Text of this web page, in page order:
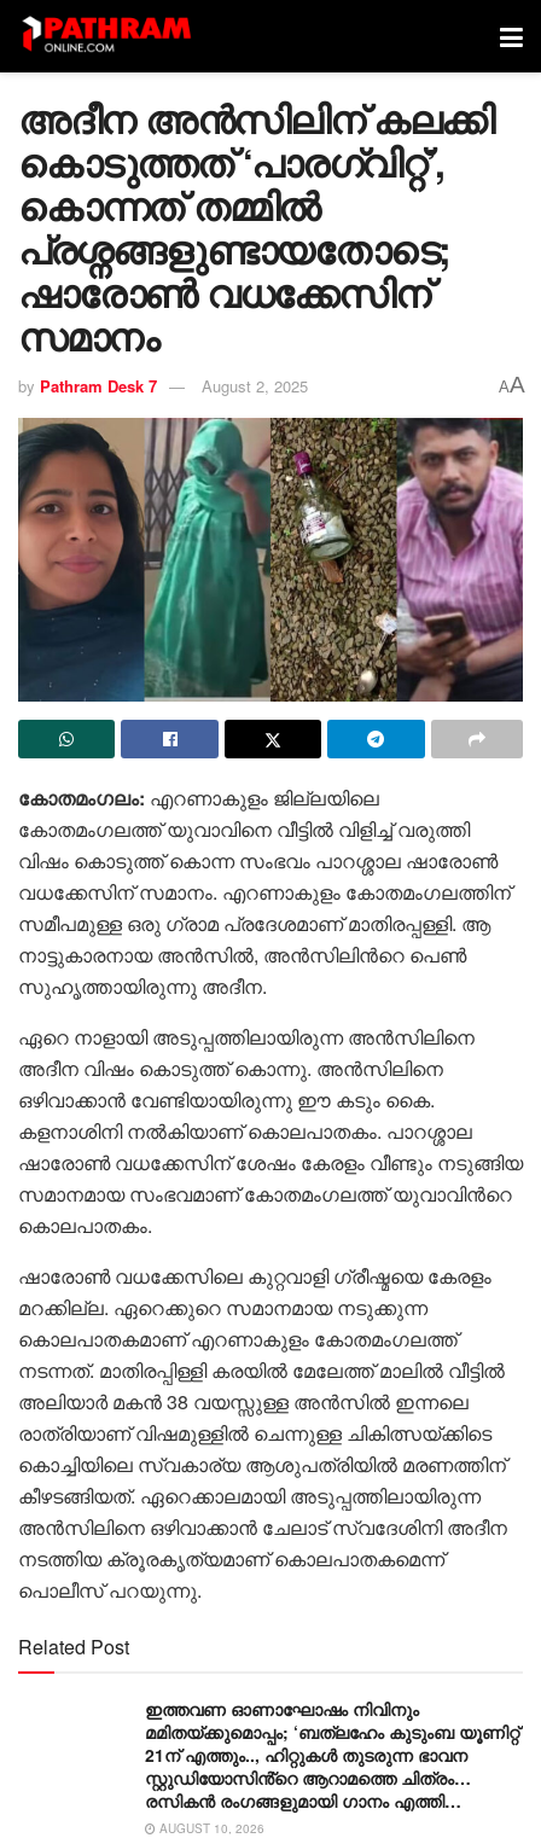
അദീന അൻസിലിന് കലക്കി
കൊടുത്തത് ‘പാരഗ്വിറ്റ്’,
കൊന്നത് തമ്മിൽ
പ്രശ്നങ്ങളുണ്ടായതോടെ;
ഷാരോൺ വധക്കേസിന്
സമാനം
by Pathram Desk 7 August 2, 2025 AA
കോതമംഗലം: എറണാകുളം ജില്ലയിലെ
കോതമംഗലത്ത് യുവാവിനെ വീട്ടിൽ വിളിച്ച് വരുത്തി
വിഷം കൊടുത്ത് കൊന്ന സംഭവം പാറശ്ശാല ഷാരോൺ
വധക്കേസിന് സമാനം. എറണാകുളം കോതമംഗലത്തിന്
സമീപമുള്ള ഒരു ഗ്രാമ പ്രദേശമാണ് മാതിരപ്പള്ളി. ആ
നാട്ടുകാരനായ അൻസിൽ, അൻസിലിന്‍റെ പെൺ
സുഹൃത്തായിരുന്നു അദീന.
ഏറെ നാളായി അടുപ്പത്തിലായിരുന്ന അൻസിലിനെ
അദീന വിഷം കൊടുത്ത് കൊന്നു. അൻസിലിനെ
ഒഴിവാക്കാൻ വേണ്ടിയായിരുന്നു ഈ കടും കൈ.
കളനാശിനി നൽകിയാണ് കൊലപാതകം. പാറശ്ശാല
ഷാരോൺ വധക്കേസിന് ശേഷം കേരളം വീണ്ടും നടുങ്ങിയ
സമാനമായ സംഭവമാണ് കോതമംഗലത്ത് യുവാവിന്‍റെ
കൊലപാതകം.
ഷാരോൺ വധക്കേസിലെ കുറ്റവാളി ഗ്രീഷ്മയെ കേരളം
മറക്കില്ല. ഏറെക്കുറെ സമാനമായ നടുക്കുന്ന
കൊലപാതകമാണ് എറണാകുളം കോതമംഗലത്ത്
നടന്നത്. മാതിരപ്പിള്ളി കരയിൽ മേലേത്ത് മാലിൽ വീട്ടിൽ
അലിയാർ മകൻ 38 വയസ്സുള്ള അൻസിൽ ഇന്നലെ
രാത്രിയാണ് വിഷമുള്ളിൽ ചെന്നുള്ള ചികിത്സയ്ക്കിടെ
കൊച്ചിയിലെ സ്വകാര്യ ആശുപത്രിയിൽ മരണത്തിന്
കീഴടങ്ങിയത്. ഏറെക്കാലമായി അടുപ്പത്തിലായിരുന്ന
അന്‍സിലിനെ ഒഴിവാക്കാൻ ചേലാട് സ്വദേശിനി അദീന
നടത്തിയ ക്രൂരകൃത്യമാണ് കൊലപാതകമെന്ന്
പൊലീസ് പറയുന്നു.
Related Post
ഇത്തവണ ഓണാഘോഷം നിവിനും
മമിതയ്ക്കുമൊപ്പം; ‘ബത്‍ലഹേം കുടുംബ യൂണിറ്റ്
21ന് എത്തും.., ഹിറ്റുകൾ തുടരുന്ന ഭാവന
സ്റ്റുഡിയോസിൻ്റെ ആറാമത്തെ ചിത്രം…
രസികൻ രംഗങ്ങളുമായി ഗാനം എത്തി…
AUGUST 10, 2026